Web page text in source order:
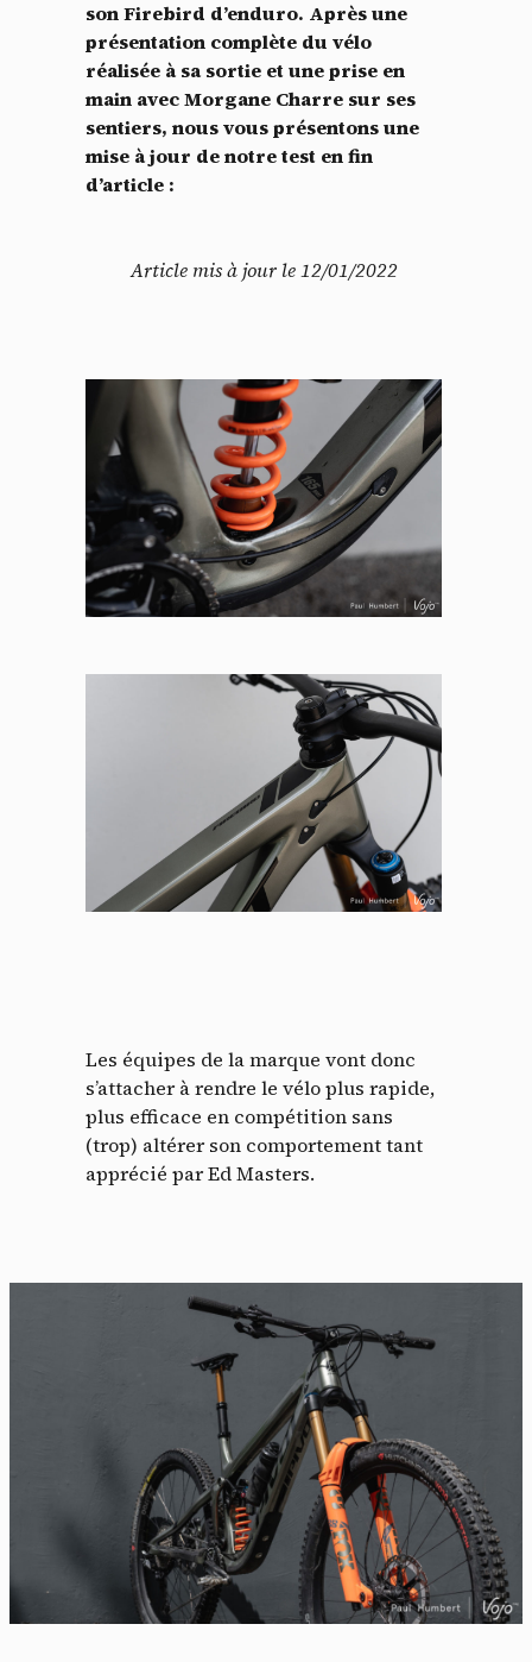
son Firebird d’enduro. Après une
présentation complète du vélo
réalisée à sa sortie et une prise en
main avec Morgane Charre sur ses
sentiers, nous vous présentons une
mise à jour de notre test en fin
d’article :
Article mis à jour le 12/01/2022
Les équipes de la marque vont donc
s’attacher à rendre le vélo plus rapide,
plus efficace en compétition sans
(trop) altérer son comportement tant
apprécié par Ed Masters.